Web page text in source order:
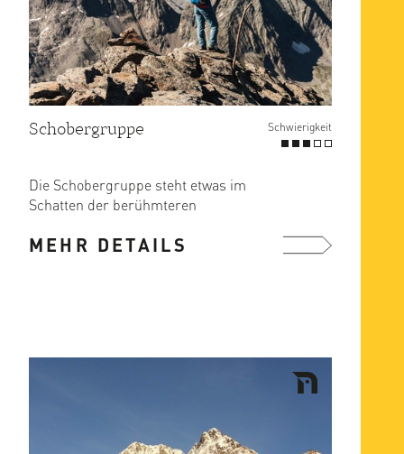
Schobergruppe Schwierigkeit
Die Schobergruppe steht etwas im
Schatten der berühmteren
Großvenediger) ...
MEHR DETAILS